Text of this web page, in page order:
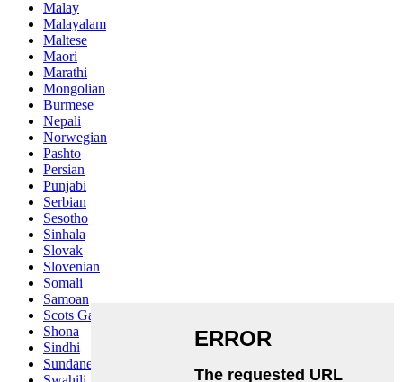
Malay
Malayalam
Maltese
Maori
Marathi
Mongolian
Burmese
Nepali
Norwegian
Pashto
Persian
Punjabi
Serbian
Sesotho
Sinhala
Slovak
Slovenian
Somali
Samoan
Scots Gaelic
Shona
Sindhi
Sundanese